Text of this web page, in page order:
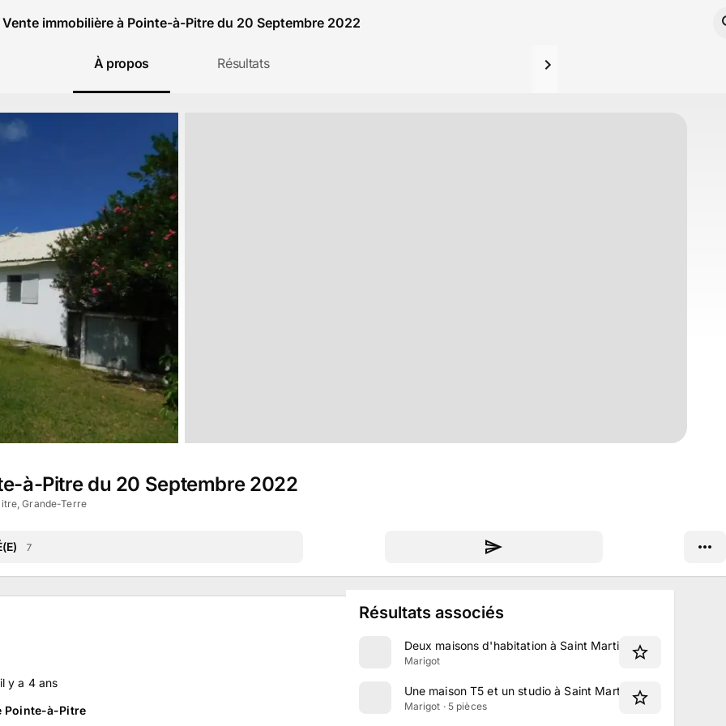
Vente immobilière à Pointe-à-Pitre du 20 Septembre 2022
À propos Résultats
à-Pitre du 20 Septembre 2022
Grande-Terre
7
y a 4 ans
Pointe-à-Pitre
Résultats associés
Deux maisons d'habitation à Saint Martin
Marigot
Une maison T5 et un studio à Saint Martin
Marigot · 5 pièces